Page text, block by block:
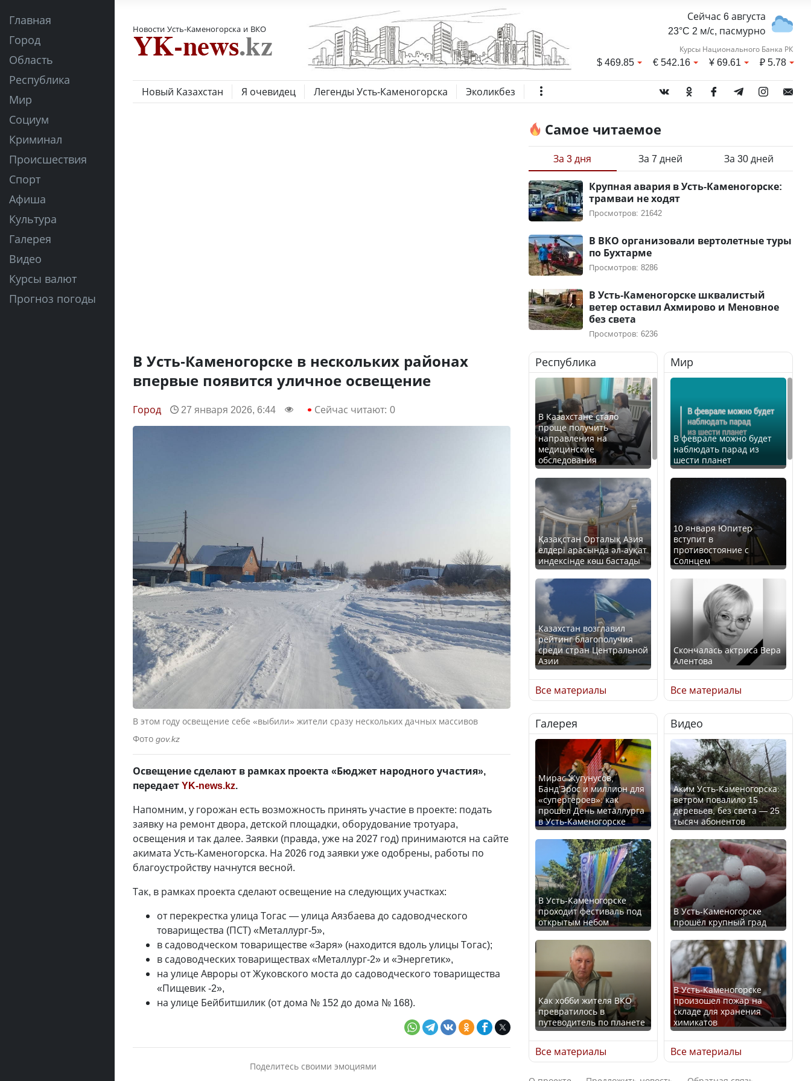
Главная
Город
Область
Республика
Мир
Социум
Криминал
Происшествия
Спорт
Афиша
Культура
Галерея
Видео
Курсы валют
Прогноз погоды
Новости Усть-Каменогорска и ВКО
Сейчас 6 августа
23°C 2 м/с, пасмурно
Курсы Национального Банка РК
$469.85 €542.16 ¥69.61 ₽5.78
Новый Казахстан Я очевидец Легенды Усть-Каменогорска Эколикбез
В Усть-Каменогорске в нескольких районах
впервые появится уличное освещение
Город 27 января 2026, 6:44 Сейчас читают: 0
В этом году освещение себе «выбили» жители сразу нескольких дачных массивов
Фото gov.kz
Освещение сделают в рамках проекта «Бюджет народного участия»,
передаетYK-news.kz.
Напомним, у горожан есть возможность принять участие в проекте: подать
заявку на ремонт двора, детской площадки, оборудование тротуара,
освещения и так далее. Заявки (правда, уже на 2027 год) принимаются на сайте
акимата Усть-Каменогорска. На 2026 год заявки уже одобрены, работы по
благоустройству начнутся весной.
Так, в рамках проекта сделают освещение на следующих участках:
от перекрестка улица Тогас — улица Аязбаева до садоводческого
товарищества (ПСТ) «Металлург-5»,
в садоводческом товариществе «Заря» (находится вдоль улицы Тогас);
в садоводческих товариществах «Металлург-2» и «Энергетик»,
на улице Авроры от Жуковского моста до садоводческого товарищества
«Пищевик -2»,
на улице Бейбитшилик (от дома № 152 до дома № 168).
Поделитесь своими эмоциями
Самое читаемое
За 3 дня За 7 дней За 30 дней
Крупная авария в Усть-Каменогорске:
трамваи не ходят
Просмотров: 21642
В ВКО организовали вертолетные туры
по Бухтарме
Просмотров: 8286
В Усть-Каменогорске шквалистый
ветер оставил Ахмирово и Меновное
без света
Просмотров: 6236
Республика
В Казахстане стало
проще получить
направления на
медицинские
обследования
Қазақстан Орталық Азия
елдері арасында әл-ауқат
индексінде көш бастады
Казахстан возглавил
рейтинг благополучия
среди стран Центральной
Азии
Будут ли представлены
интересы регионов в
Курултае?
Ең төменгі жалақы,
алимент, экология: жеті
партия сайлаушылармен
нені талқылап жатыр?
Минимальная зарплата,
алименты, экология — о
чем говорят с
избирателями
представители партий
Министр рассказал, из
чего делают колбасу в
Казахстане
Все материалы
Мир
В феврале можно будет
наблюдать парад из
шести планет
10 января Юпитер
вступит в
противостояние с
Солнцем
Скончалась актриса Вера
Алентова
В РФ вынесен заочный
приговор по уголовному
делу об убийстве Игоря
Талькова
В России введены
дополнительные
ограничения для
казахстанских прав
Трамп официально
вступил в должность
президента США
Луну признали объектом
культурного наследия,
находящегося под
угрозой исчезновения
Все материалы
Галерея
Мирас Жугунусов,
Банд’Эрос и миллион для
«супергероев»: как
прошел День металлурга
в Усть-Каменогорске
В Усть-Каменогорске
проходит фестиваль под
открытым небом
Как хобби жителя ВКО
превратилось в
путеводитель по планете
Все материалы
Видео
Аким Усть-Каменогорска:
ветром повалило 15
деревьев, без света — 25
тысяч абонентов
В Усть-Каменогорске
прошёл крупный град
В Усть-Каменогорске
произошел пожар на
складе для хранения
химикатов
Все материалы